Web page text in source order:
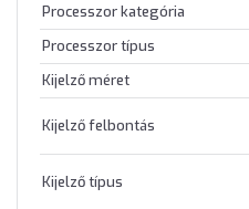
Processzor kategória
Processzor típus
Kijelző méret
Kijelző felbontás
Kijelző típus